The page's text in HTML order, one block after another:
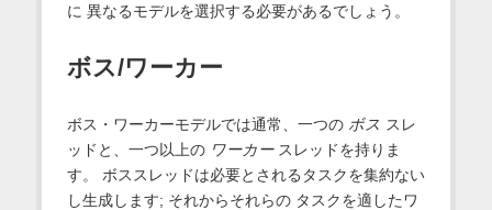
に 異なるモデルを選択する必要があるでしょう。
ボス/ワーカー
ボス・ワーカーモデルでは通常、一つの ボス スレ
ッドと、一つ以上の ワーカースレッドを持りま
す。 ボススレッドは必要とされるタスクを集約ない
し生成します; それからそれらの タスクを適したワ